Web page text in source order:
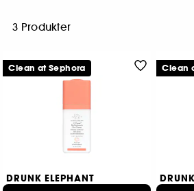
3 Produkter
DRUNK ELEPHANT
Clean at Sephora Clean